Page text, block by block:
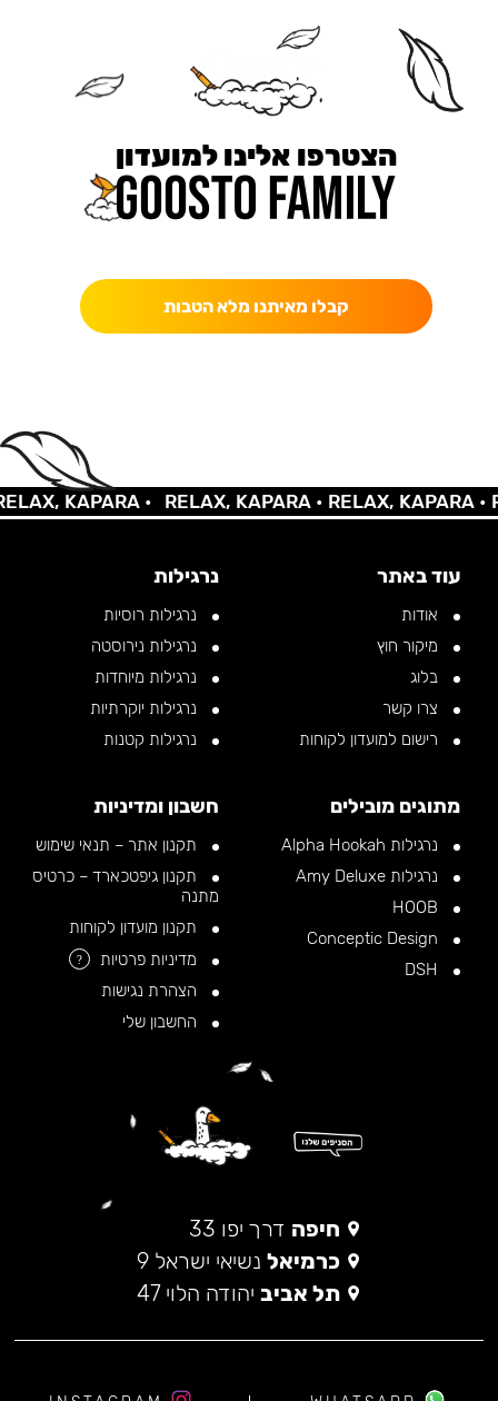
הצטרפו אלינו למועדון
קבלו מאיתנו מלא הטבות
KAPARA • RELAX, KAPARA •RELAX, KAPARA •
עוד באתר
אודות
מיקור חוץ
בלוג
צרו קשר
רישום למועדון לקוחות
נרגילות
נרגילות רוסיות
נרגילות נירוסטה
נרגילות מיוחדות
נרגילות יוקרתיות
נרגילות קטנות
מתוגים מובילים
נרגילות Alpha Hookah
נרגילות Amy Deluxe
חשבון ומדיניות
תקנון אתר – תנאי שימוש
תקנון גיפטכארד – כרטיס
מתנה
תקנון מועדון לקוחות
מדיניות פרטיות
?
הצהרת נגישות
החשבון שלי
חיפה דרך יפו 33
כרמיאל נשיאי ישראל 9
תל אביב יהודה הלוי 47